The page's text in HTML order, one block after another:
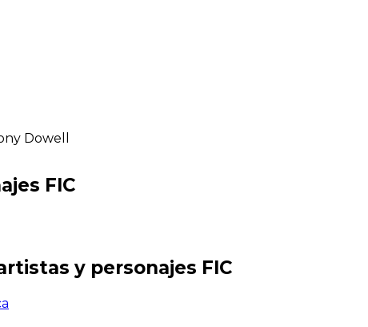
Dowell
FIC
y personajes FIC